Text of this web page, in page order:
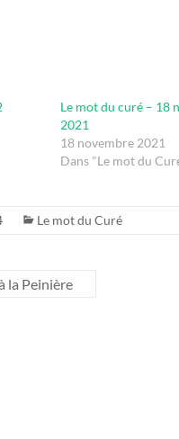
Le mot du curé – 18
2021
18 novembre 2021
Dans "Le mot du
Le mot du Curé
la Peinière